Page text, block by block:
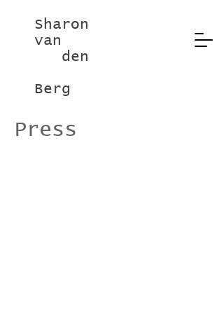
Sharon
van
den
Berg
Press